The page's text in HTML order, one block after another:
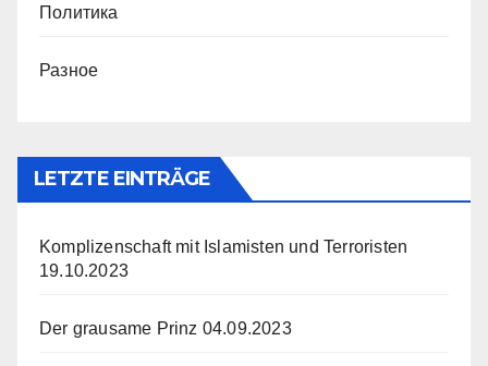
Политика
Разное
LETZTE EINTRÄGE
Komplizenschaft mit Islamisten und Terroristen
19.10.2023
Der grausame Prinz 04.09.2023